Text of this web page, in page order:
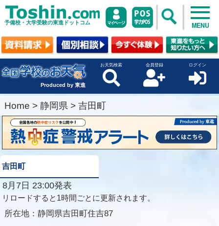
予備校・大学受験の東進ドットコム MENU
Produced by 東進
お天気検索 会員登録 ログイン
Home > 静岡県 > 吉田町
吉田町
8月7日 23:00発表
リロードすると1時間ごとに更新されます。
所在地： 静岡県吉田町住吉87